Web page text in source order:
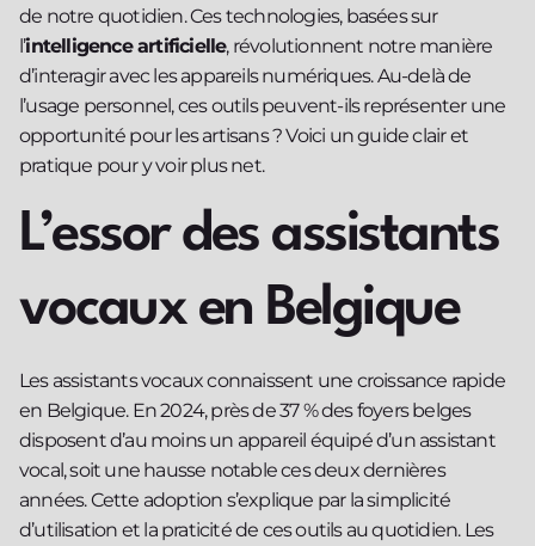
de notre quotidien. Ces technologies, basées sur
l’intelligence artificielle, révolutionnent notre manière
d’interagir avec les appareils numériques. Au-delà de
l’usage personnel, ces outils peuvent-ils représenter une
opportunité pour les artisans ? Voici un guide clair et
pratique pour y voir plus net.
L’essor des assistants
vocaux en Belgique
Les assistants vocaux connaissent une croissance rapide
en Belgique. En 2024, près de 37 % des foyers belges
disposent d’au moins un appareil équipé d’un assistant
vocal, soit une hausse notable ces deux dernières
années. Cette adoption s’explique par la simplicité
d’utilisation et la praticité de ces outils au quotidien. Les